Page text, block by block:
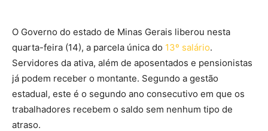
O Governo do estado de Minas Gerais liberou nesta
quarta-feira (14), a parcela única do 13º salário.
Servidores da ativa, além de aposentados e pensionistas
já podem receber o montante. Segundo a gestão
estadual, este é o segundo ano consecutivo em que os
trabalhadores recebem o saldo sem nenhum tipo de
atraso.